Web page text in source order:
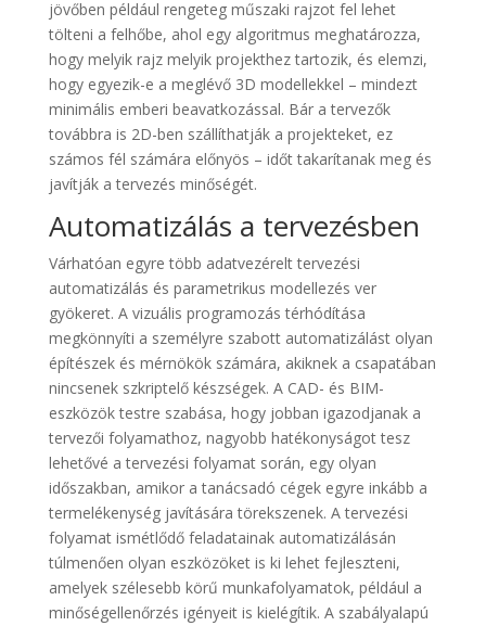
jövőben például rengeteg műszaki rajzot fel lehet
tölteni a felhőbe, ahol egy algoritmus meghatározza,
hogy melyik rajz melyik projekthez tartozik, és elemzi,
hogy egyezik-e a meglévő 3D modellekkel – mindezt
minimális emberi beavatkozással. Bár a tervezők
továbbra is 2D-ben szállíthatják a projekteket, ez
számos fél számára előnyös – időt takarítanak meg és
javítják a tervezés minőségét.
Automatizálás a tervezésben
Várhatóan egyre több adatvezérelt tervezési
automatizálás és parametrikus modellezés ver
gyökeret. A vizuális programozás térhódítása
megkönnyíti a személyre szabott automatizálást olyan
építészek és mérnökök számára, akiknek a csapatában
nincsenek szkriptelő készségek. A CAD- és BIM-
eszközök testre szabása, hogy jobban igazodjanak a
tervezői folyamathoz, nagyobb hatékonyságot tesz
lehetővé a tervezési folyamat során, egy olyan
időszakban, amikor a tanácsadó cégek egyre inkább a
termelékenység javítására törekszenek. A tervezési
folyamat ismétlődő feladatainak automatizálásán
túlmenően olyan eszközöket is ki lehet fejleszteni,
amelyek szélesebb körű munkafolyamatok, például a
minőségellenőrzés igényeit is kielégítik. A szabályalapú